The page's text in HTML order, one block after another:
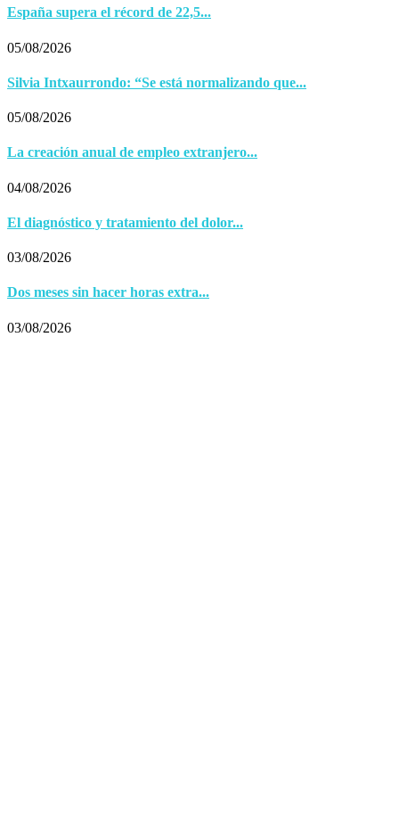
España supera el récord de 22,5...
05/08/2026
Silvia Intxaurrondo: “Se está normalizando que...
05/08/2026
La creación anual de empleo extranjero...
04/08/2026
El diagnóstico y tratamiento del dolor...
03/08/2026
Dos meses sin hacer horas extra...
03/08/2026